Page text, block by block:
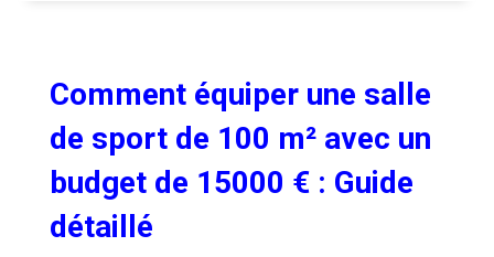
Comment équiper une salle
de sport de 100 m² avec un
budget de 15000 € : Guide
détaillé